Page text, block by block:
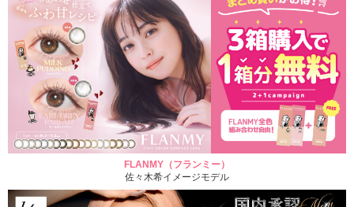
FLANMY（フランミー）
佐々木希イメージモデル